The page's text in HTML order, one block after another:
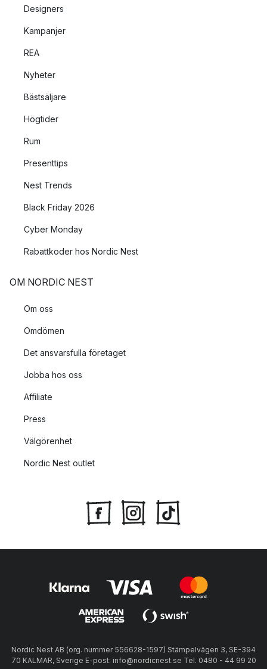
och moderna barninredning. Med serien
barnlampor.
Designers
Kampanjer
REA
Nyheter
Bästsäljare
Högtider
Rum
Presenttips
Nest Trends
Black Friday 2026
Cyber Monday
Rabattkoder hos Nordic Nest
OM NORDIC NEST
Om oss
Omdömen
Det ansvarsfulla företaget
Jobba hos oss
Affiliate
Press
Välgörenhet
Nordic Nest outlet
Nordic Nest AB (org. nummer 556628-1597) Stämpelvägen 3, SE-394
70 KALMAR, Sverige E-post: info@nordicnest.se Tel. 0480 - 44 99 20